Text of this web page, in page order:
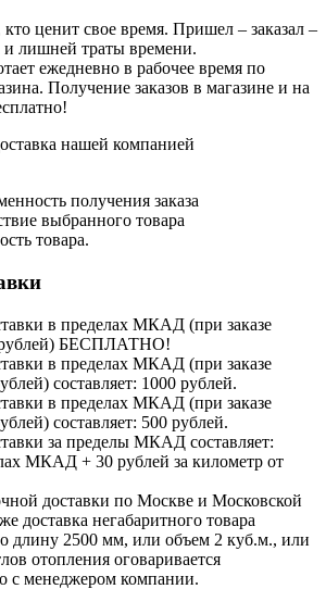
ценит свое время. Пришел – заказал –
и лишней траты времени.
ежедневно в рабочее время по
Получение заказов в магазине и на
нашей компанией
получения заказа
выбранного товара
товара.
в пределах МКАД (при заказе
БЕСПЛАТНО!
в пределах МКАД (при заказе
составляет: 1000 рублей.
в пределах МКАД (при заказе
составляет: 500 рублей.
за пределы МКАД составляет:
МКАД + 30 рублей за километр от
доставки по Москве и Московской
доставка негабаритного товара
длину 2500 мм, или объем 2 куб.м., или
отопления оговаривается
с менеджером компании.